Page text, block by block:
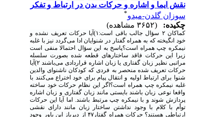
نقش ایما و اشاره و حرکات بدن در ارتباط و تفکر
سوزان گلدن-میدو*
چکیده:
کماکان ۲ سؤال جالب باقی‌ است:۱)آیا حرکات تعریف نشده و
خود انگیخته که به همراه گفتار در شنوایان ادا می‌گردد نیز با غلبه
نیمکره چپ همراه است؟پاسخ به این‌ سؤال احتمالا منفی است
زیرا این حرکات فاقد ساختارهای قطعه شده‌ بصورت سلسله
مراتبی نظیر زبان گفتاری یا زبان اشاره قراردادی‌ می‌باشند ۲)آیا
حرکات تعریف شده منحصر به فردی که کودکان ناشنوای‌ والدین
شنوا برای ارتباط اولیه و انتقال پیام برای خود اختراع می‌کنند با
غلبه نیمکره چپ همراه است؟اگر این نظام حرکات خود ساخته
واقعا نوعی زبان باشند بایستی مانند زبان گفتاری و زبان اشاره
پردازش شوند و با نیمکره چپ مرتبط باشند. اما آیا این حرکات‌
توأم با کلام با وجود نداشتن ساختار زبان مانند دارای نقشی
ارتباطی‌ هستند؟ حرکات همراه گفتار۴۷ از دیرباز این باور وجود